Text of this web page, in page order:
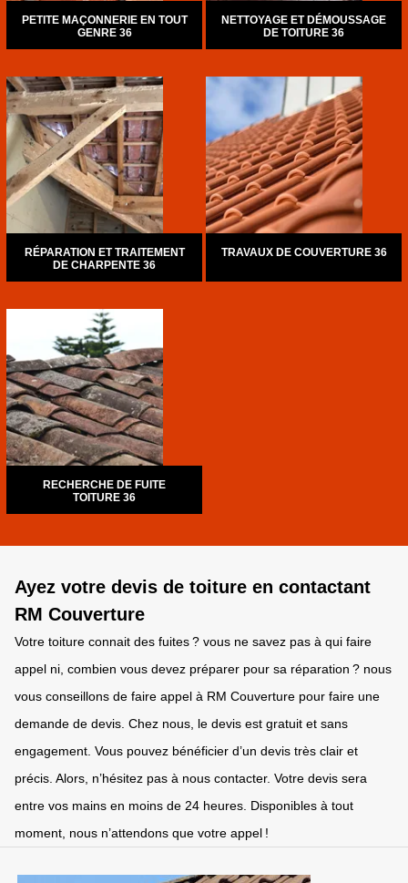
PETITE MAÇONNERIE EN TOUT
GENRE 36
NETTOYAGE ET DÉMOUSSAGE
DE TOITURE 36
RÉPARATION ET TRAITEMENT
DE CHARPENTE 36
TRAVAUX DE COUVERTURE 36
RECHERCHE DE FUITE
TOITURE 36
Ayez votre devis de toiture en contactant
RM Couverture
Votre toiture connait des fuites ? vous ne savez pas à qui faire
appel ni, combien vous devez préparer pour sa réparation ? nous
vous conseillons de faire appel à RM Couverture pour faire une
demande de devis. Chez nous, le devis est gratuit et sans
engagement. Vous pouvez bénéficier d’un devis très clair et
précis. Alors, n’hésitez pas à nous contacter. Votre devis sera
entre vos mains en moins de 24 heures. Disponibles à tout
moment, nous n’attendons que votre appel !